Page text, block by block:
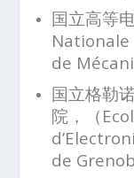
国立高等
Nationale
de
国立格勒
院，（
de